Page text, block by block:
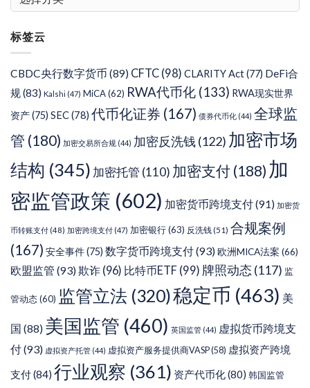
章
类
标签云
CBDC央行数字货币 (89) CFTC (98) CLARITY Act(77) DeFi合
规(83) Kalshi (47) MiCA(62) RWA代币化 (133) RWA现实世界
资产(75) SEC(78) 代币化证券 (167) 债券代币化 (44) 全球监
管 (180) 加密交易所合规 (44) 加密反洗钱 (122) 加密市场
结构 (345) 加密托管 (110) 加密支付 (188) 加
密监管政策 (602) 加密货币跨境支付(91) 加密货
币转账支付 (48) 加密跨境支付 (47) 加密银行(63) 反洗钱(51) 合规案例
(167) 安全事件(75) 数字货币跨境支付(93)欧洲MICA法案 (66)
欧盟监管 (93)欺诈 (96) 比特币ETF (99) 牌照动态 (117) 监
管动态(60) 监管立法 (320)稳定币 (463) 美
国 (88) 美国监管 (460) 英国监管 (44) 虚拟货币跨境支
付(93) 虚拟资产托管 (44) 虚拟资产服务提供商VASP(58) 虚拟资产跨境
支付(84) 行业观察 (361) 资产代币化(80) 韩国监管